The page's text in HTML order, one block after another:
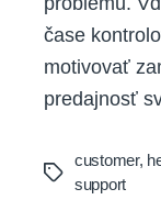
čase
motivovať
predajnosť
Tags
customer,
support